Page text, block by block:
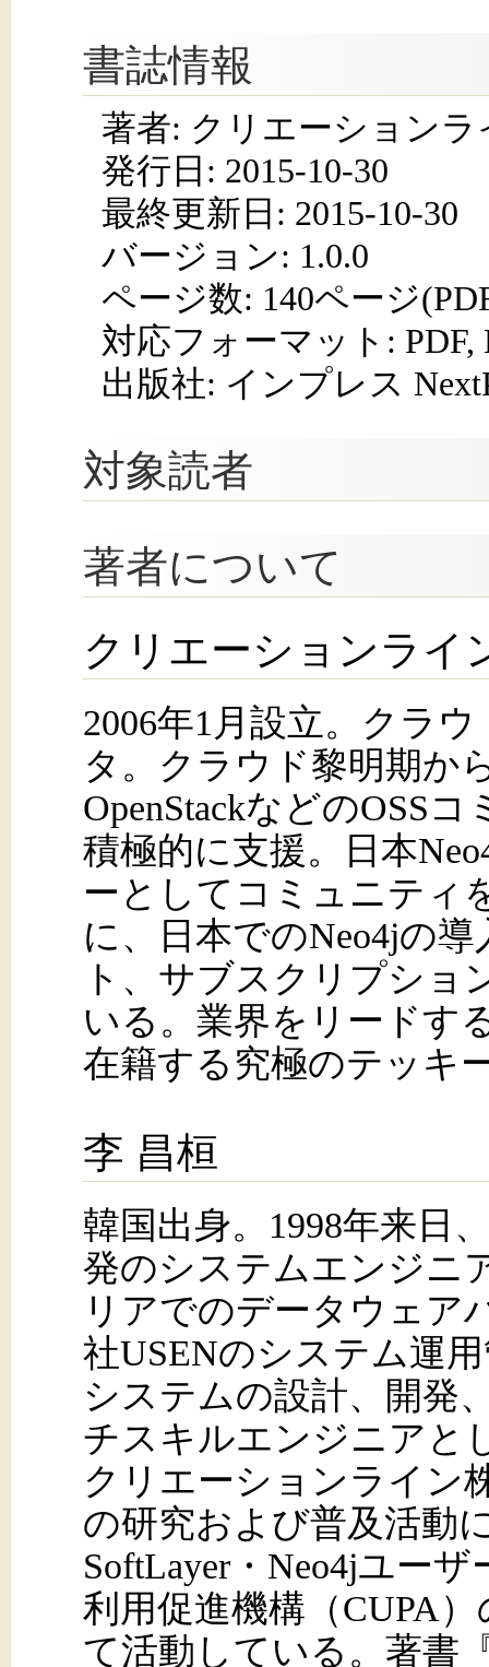
書誌情報
著者: クリエーションラ
発行日: 2015-10-30
最終更新日: 2015-10-30
バージョン: 1.0.0
ページ数: 140ページ
対応フォーマット: PDF,
出版社: インプレス
対象読者
著者について
クリエーションライ
2006年1月設立。クラ
タ。クラウド黎明期か
OpenStackなどのOSS
積極的に支援。日本
ーとしてコミュニティ
に、日本でのNeo4jの
ト、サブスクリプショ
いる。業界をリードす
在籍する究極のテッキ
李 昌桓
韓国出身。1998年来日
発のシステムエンジニ
リアでのデータウェア
社USENのシステム運
システムの設計、開発
チスキルエンジニアと
クリエーションライン
の研究および普及活動
SoftLayer・Neo4jユー
利用促進機構（CUPA
て活動している。著書